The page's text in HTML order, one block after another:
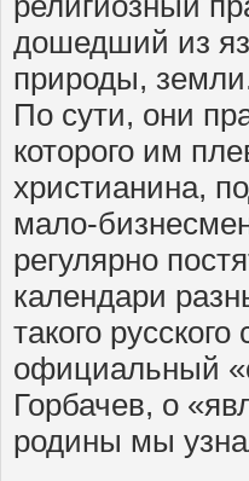
дошедший из
природы,
По сути, они
которого им
христианина,
мало-
регулярно
календари
такого
официальный
Горбачев, о
родины мы